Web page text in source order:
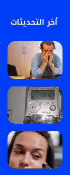
أخر التحديثات